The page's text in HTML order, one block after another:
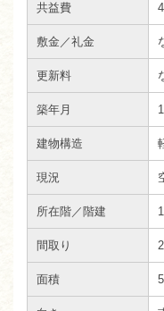
共益費
敷金／礼金
更新料
築年月
建物構造
現況
所在階／階建
間取り
面積